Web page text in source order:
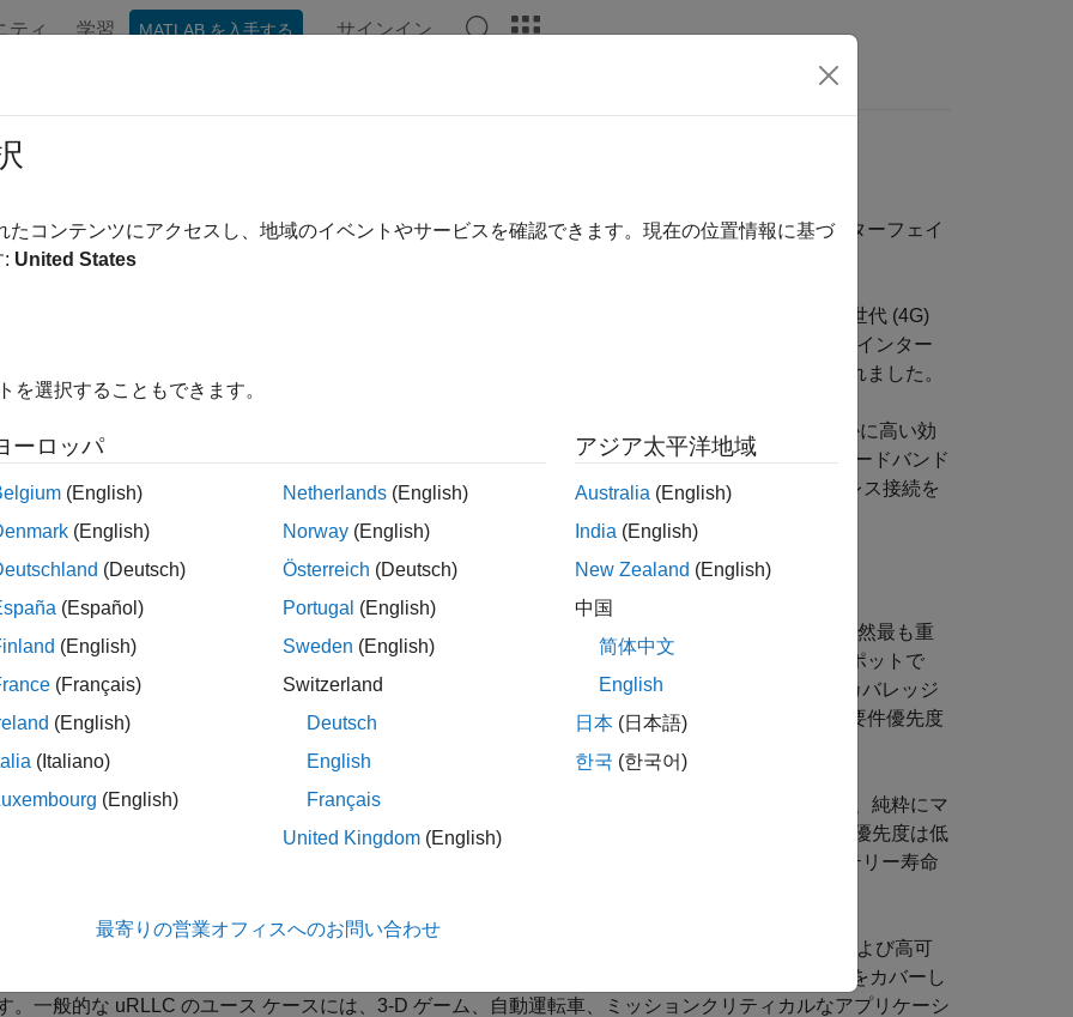
ティ 学習 MATLAB を入手する サインイン
Radio とは
(NR) は、一般に第 5 世代または 5G と呼ばれる次世代のモバイル通信をサポートする無線インターフェイ
前身は GSM、UMTS、および LTE であり、それぞれ第 2 世代 (2G)、第 3 世代 (3G)、および第 4 世代 (4G)
ジーとも呼ばれます。GSM では主に音声通話が可能になりました。UMTS と LTE の再設計されたインター
により、高データ レートかつ高効率のモバイル ブロードバンド接続が可能になり、徐々に改善されました。
LTE の延長線上にあり、モバイル ブロードバンドにおいて、はるかに高いデータ レートとはるかに高い効
するものです。しかし、"ネットワーク化社会"の需要に応える 5G NR のスコープはモバイル ブロードバンド
疇にとどまりません。5G NR の主な要件は、いつでも、どこでも、誰でも、何に対してもワイヤレス接続を
推進する幅広いユース ケースは、3 つの主なシナリオに分類されます。
(eMBB) — このシナリオは、ヒューマンセントリックな通信に対応する依然最も重
使用シナリオです。eMBB のユース ケースにはさまざまな課題があります。たとえば、ホット スポットで
より高いデータ レート、より高いユーザー密度、および大容量のニーズが要件となります。広域カバレッジ
、可動性とシームレスなユーザー エクスペリエンスが強調され、データ レートとユーザー密度の要件優先度
machine type communications(mMTC) — このシナリオは、多数の接続デバイスを特徴とする、純粋にマ
セントリックなユース ケースに対応します。通常、mMTC アプリケーションのデータ レート要件優先度は低
ります。一方、このユース ケースでは、ローカルでの高い接続密度、低コスト、および長いバッテリー寿命
(uRLLC) — このシナリオは、低レイテンシ、信頼性、および高可
を必要とする、ヒューマンセントリックな通信とクリティカル マシンタイプ通信 (C-MTC) の両方をカバーし
。一般的な uRLLC のユース ケースには、3-D ゲーム、自動運転車、ミッションクリティカルなアプリケーシ
たコンテンツにアクセスし、地域のイベントやサービスを確認できます。現在の位置情報に基づ
: United States
を選択することもできます。
ーロッパ
(English)
(English)
(Deutsch)
(Español)
(English)
(Français)
(English)
(Italiano)
(English)
Netherlands (English)
Norway (English)
Österreich (Deutsch)
Portugal (English)
Sweden (English)
Switzerland
Deutsch
English
Français
United Kingdom (English)
アジア太平洋地域
Australia (English)
India (English)
New Zealand (English)
中国
简体中文
English
日本 (日本語)
한국 (한국어)
最寄りの営業オフィスへのお問い合わせ